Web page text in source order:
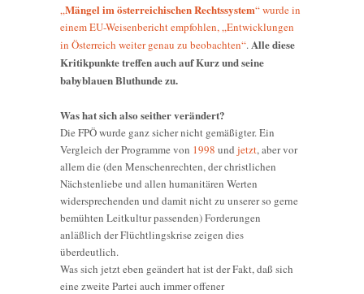
„Mängel im österreichischen Rechtssystem“ wurde in
einem EU-Weisenbericht empfohlen, „Entwicklungen
in Österreich weiter genau zu beobachten“.Alle diese
Kritikpunkte treffen auch auf Kurz und seine
babyblauen Bluthunde zu.
Was hat sich also seither verändert?
Die FPÖ wurde ganz sicher nicht gemäßigter. Ein
Vergleich der Programme von 1998 und jetzt, aber vor
allem die (den Menschenrechten, der christlichen
Nächstenliebe und allen humanitären Werten
widersprechenden und damit nicht zu unserer so gerne
bemühten Leitkultur passenden) Forderungen
anläßlich der Flüchtlingskrise zeigen dies
überdeutlich.
Was sich jetzt eben geändert hat ist der Fakt, daß sich
eine zweite Partei auch immer offener